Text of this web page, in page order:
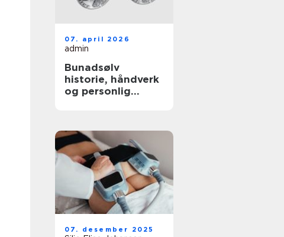
07. april 2026
admin
Bunadsølv
historie, håndverk
og personlig
07. desember 2025